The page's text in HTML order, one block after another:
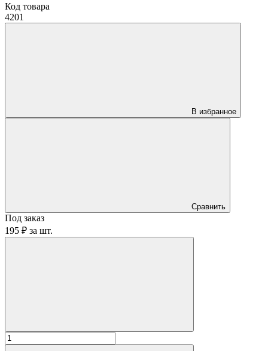
Код товара
4201
В избранное
Сравнить
Под заказ
195 ₽ за шт.